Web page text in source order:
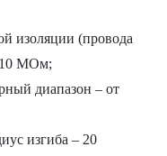
изоляции (провода
10 МОм;
диапазон – от
изгиба – 20